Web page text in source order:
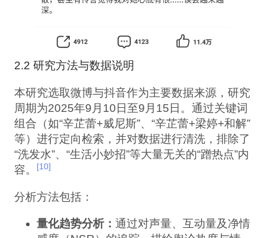
2.2 研究方法与数据说明
本研究选取微博与抖音作为主要数据来源，研究
周期为2025年9月10日至9月15日。通过关键词
组合（如“辛芷蕾+威尼斯”、“辛芷蕾+梁婷+和解”
等）进行定向检索，并对数据进行清洗，排除了
“洗发水”、“生活小妙招”等大量无关的“蹭热点”内
容。
[10]
分析方法包括：
量化趋势分析：通过对声量、互动量及净情